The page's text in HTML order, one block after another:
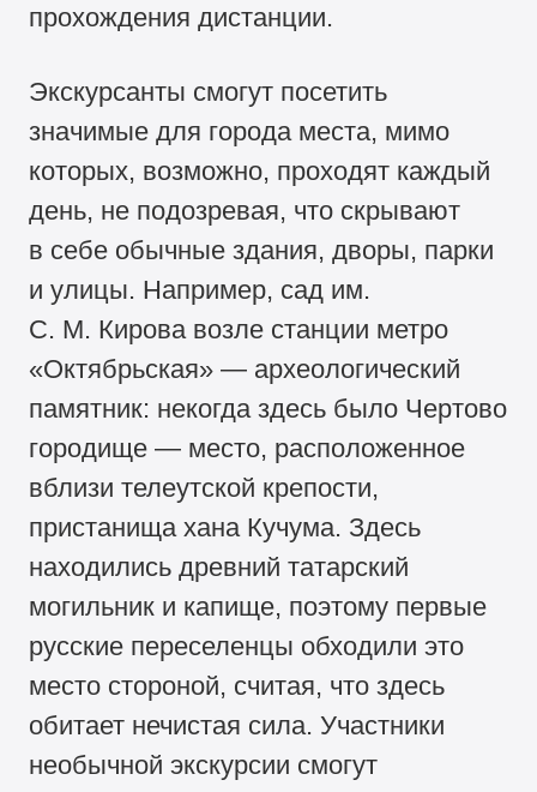
прохождения дистанции.
Экскурсанты смогут посетить
значимые для города места, мимо
которых, возможно, проходят каждый
день, не подозревая, что скрывают
в себе обычные здания, дворы, парки
и улицы. Например, сад им.
С. М. Кирова возле станции метро
«Октябрьская» — археологический
памятник: некогда здесь было Чертово
городище — место, расположенное
вблизи телеутской крепости,
пристанища хана Кучума. Здесь
находились древний татарский
могильник и капище, поэтому первые
русские переселенцы обходили это
место стороной, считая, что здесь
обитает нечистая сила. Участники
необычной экскурсии смогут